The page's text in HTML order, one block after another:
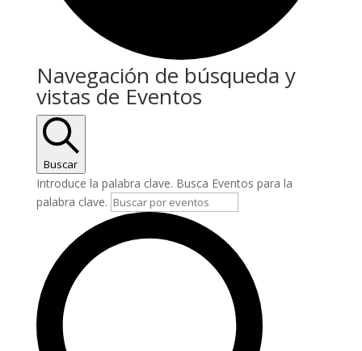
Eventos
Navegación de búsqueda y
vistas de Eventos
Buscar
Introduce la palabra clave. Busca Eventos para la
palabra clave.